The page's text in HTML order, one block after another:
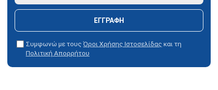
ΕΓΓΡΑΦΗ
Συμφωνώ με τους Όροι Χρήσης Ιστοσελίδας και τη
Πολιτική Απορρήτου